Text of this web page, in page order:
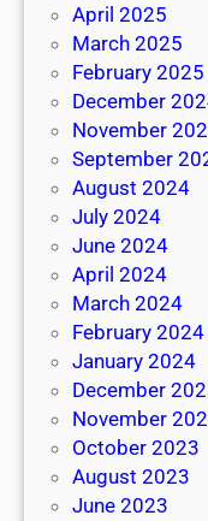
April 2025
March 2025
February 2025
December
November
September
August 2024
July 2024
June 2024
April 2024
March 2024
February 2024
January 2024
December
November
October 2023
August 2023
June 2023